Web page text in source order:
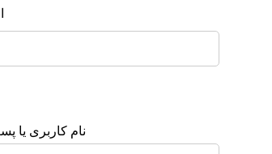
نام کاربری یا